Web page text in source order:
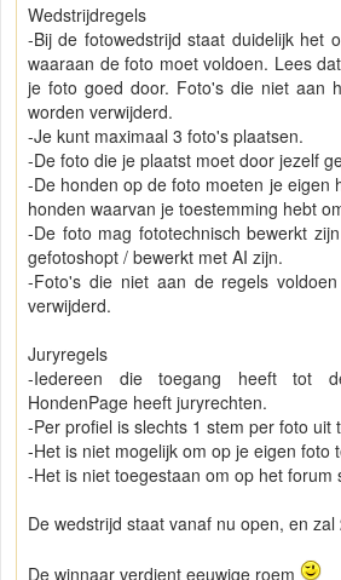
Wedstrijdregels
-Bij de fotowedstrijd staat duidelijk het
waaraan de foto moet voldoen. Lees
je foto goed door. Foto's die niet aan
worden verwijderd.
-Je kunt maximaal 3 foto's plaatsen.
-De foto die je plaatst moet door jezelf
-De honden op de foto moeten je eigen
honden waarvan je toestemming hebt
-De foto mag fototechnisch bewerkt
gefotoshopt / bewerkt met AI zijn.
-Foto's die niet aan de regels
verwijderd.
Juryregels
-Iedereen die toegang heeft tot
HondenPage heeft juryrechten.
-Per profiel is slechts 1 stem per foto uit
-Het is niet mogelijk om op je eigen foto
-Het is niet toegestaan om op het forum
De wedstrijd staat vanaf nu open, en zal
De winnaar verdient eeuwige roem